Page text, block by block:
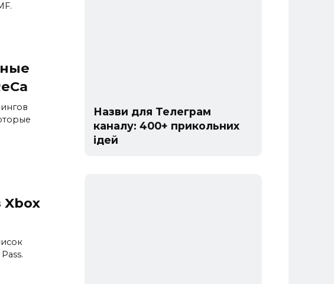
Xbox
Назви для Телеграм
каналу: 400+ прикольних
ідей